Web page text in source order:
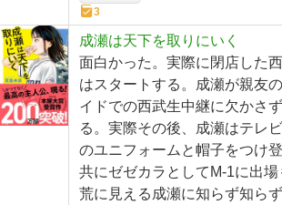
3
成瀬は天下を取りにいく
面白かった。実際に閉店した
はスタートする。成瀬が親友
イドでの西武生中継に欠かさ
る。実際その後、成瀬はテレ
のユニフォームと帽子をつけ
共にゼゼカラとしてM-1に出
荒に見える成瀬に知らず知ら